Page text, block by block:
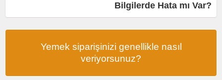
Bilgilerde Hata mı Var?
Yemek siparişinizi genellikle nasıl
veriyorsunuz?